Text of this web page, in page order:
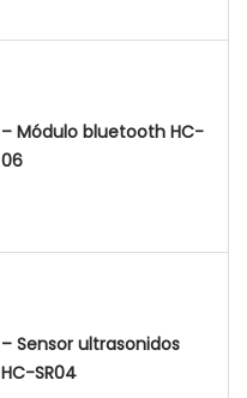
– Módulo bluetooth HC-
06
– Sensor ultrasonidos
HC-SR04